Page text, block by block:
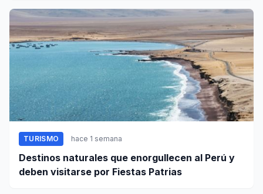
TURISMO hace 1 semana
Destinos naturales que enorgullecen al Perú y
deben visitarse por Fiestas Patrias